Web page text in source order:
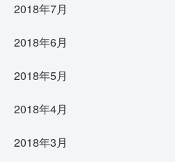
2018年7月
2018年6月
2018年5月
2018年4月
2018年3月